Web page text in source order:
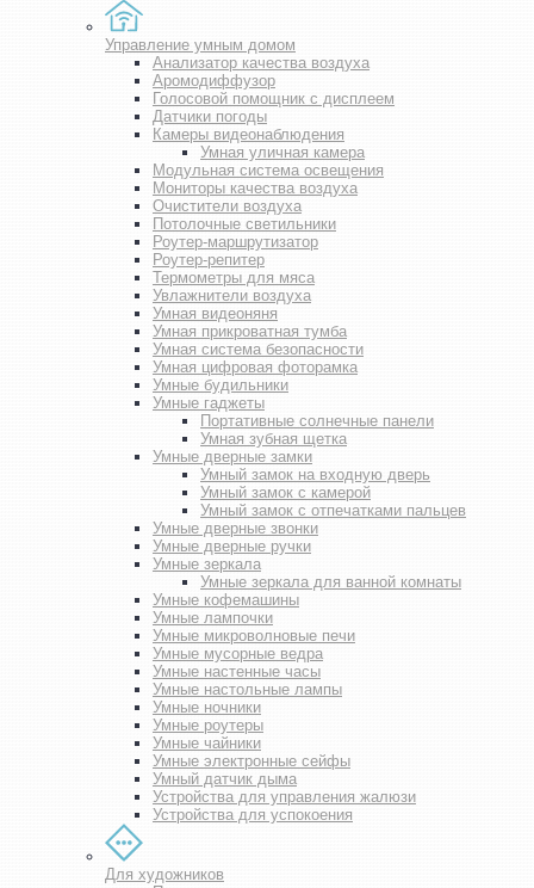
Управление умным домом
Анализатор качества воздуха
Аромодиффузор
Голосовой помощник с дисплеем
Датчики погоды
Камеры видеонаблюдения
Умная уличная камера
Модульная система освещения
Мониторы качества воздуха
Очистители воздуха
Потолочные светильники
Роутер-маршрутизатор
Роутер-репитер
Термометры для мяса
Увлажнители воздуха
Умная видеоняня
Умная прикроватная тумба
Умная система безопасности
Умная цифровая фоторамка
Умные будильники
Умные гаджеты
Портативные солнечные панели
Умная зубная щетка
Умные дверные замки
Умный замок на входную дверь
Умный замок с камерой
Умный замок с отпечатками пальцев
Умные дверные звонки
Умные дверные ручки
Умные зеркала
Умные зеркала для ванной комнаты
Умные кофемашины
Умные лампочки
Умные микроволновые печи
Умные мусорные ведра
Умные настенные часы
Умные настольные лампы
Умные ночники
Умные роутеры
Умные чайники
Умные электронные сейфы
Умный датчик дыма
Устройства для управления жалюзи
Устройства для успокоения
Для художников